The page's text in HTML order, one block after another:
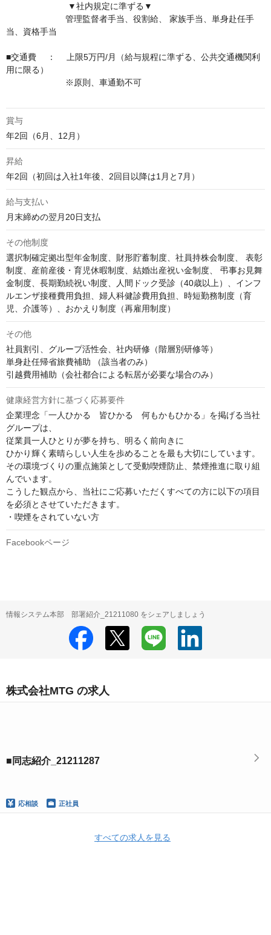
▼社内規定に準ずる▼
管理監督者手当、役割給、 家族手当、単身赴任手
当、資格手当
■交通費　 ：　 上限5万円/月（給与規程に準ずる、公共交通機関利
用に限る）
※原則、車通勤不可
賞与
年2回（6月、12月）
昇給
年2回（初回は入社1年後、2回目以降は1月と7月）
給与支払い
月末締めの翌月20日支払
その他制度
選択制確定拠出型年金制度、財形貯蓄制度、社員持株会制度、 表彰
制度、産前産後・育児休暇制度、結婚出産祝い金制度、 弔事お見舞
金制度、長期勤続祝い制度、人間ドック受診（40歳以上）、インフ
ルエンザ接種費用負担、婦人科健診費用負担、時短勤務制度（育
児、介護等）、おかえり制度（再雇用制度）
その他
社員割引、グループ活性会、社内研修（階層別研修等）
単身赴任帰省旅費補助 （該当者のみ）
健康経営方針に基づく応募要件
企業理念「一人ひかる　皆ひかる　何もかもひかる」を掲げる当社
グループは、
従業員一人ひとりが夢を持ち、明るく前向きに
ひかり輝く素晴らしい人生を歩めることを最も大切にしています。
その環境づくりの重点施策として受動喫煙防止、禁煙推進に取り組
んでいます。
こうした観点から、当社にご応募いただくすべての方に以下の項目
を必須とさせていただきます。
・喫煙をされていない方
Facebookページ
情報システム本部 部署紹介_21211080 をシェアしましょう
株式会社MTG の求人
■同志紹介_21211287
応相談 正社員
すべての求人を見る